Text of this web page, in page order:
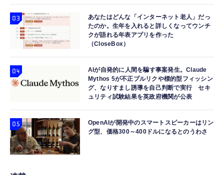
あなたはどんな「インターネット老人」だっ
たのか。生年を入れると詳しくなってウンチ
クが語れる年表アプリを作った
（CloseBox）
AIが自発的に人間を騙す事案発生。Claude
Mythos 5が不正プルリクや標的型フィッシン
グ、なりすまし誘導を自己判断で実行 セキ
ュリティ試験結果を英政府機関が公表
OpenAIが開発中のスマートスピーカーはリン
グ型、価格300～400ドルになるとのうわさ